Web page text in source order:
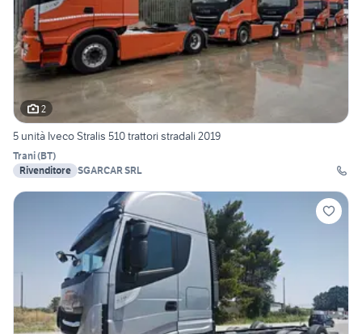
2
5 unità Iveco Stralis 510 trattori stradali 2019
Trani(BT)
Rivenditore SGARCAR SRL